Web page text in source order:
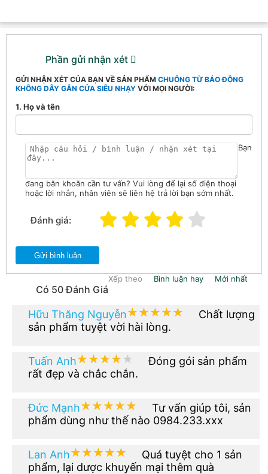
Phần gửi nhận xét
GỬI NHẬN XÉT CỦA BẠN VỀ SẢN PHẨM CHUÔNG TỪ BÁO ĐỘNG
KHÔNG DÂY GẮN CỬA SIÊU NHẠY VỚI MỌI NGƯỜI:
1. Họ và tên
Bạn
đang băn khoăn cần tư vấn? Vui lòng để lại số điện thoại
hoặc lời nhắn, nhân viên sẽ liên hệ trả lời bạn sớm nhất.
Đánh giá:
Gửi bình luận
Có 50 Đánh Giá
Xếp theo Bình luận hay Mới nhất
Hữu Thăng Nguyễn★★★★★
★★★★★
Chất lượng
sản phẩm tuyệt vời hài lòng.
Tuấn Anh★★★★★
★★★★★
Đóng gói sản phẩm
rất đẹp và chắc chắn.
Đức Mạnh★★★★★
★★★★★
Tư vấn giúp tôi, sản
phẩm dùng như thế nào 0984.233.xxx
Lan Anh★★★★★
★★★★★
Quá tuyệt cho 1 sản
phẩm, lại dược khuyến mại thêm quà